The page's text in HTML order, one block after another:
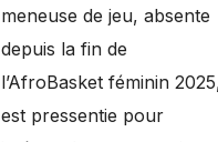
meneuse de jeu, absente
depuis la fin de
l’AfroBasket féminin
est pressentie pour